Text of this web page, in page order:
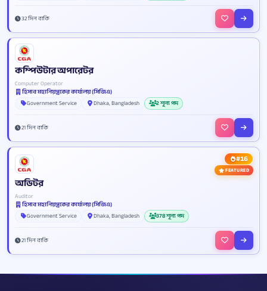
32 দিন বাকি
কম্পিউটার অপারেটর
Computer Operator
হিসাব মহানিয়ন্ত্রকের কার্যালয় (সিজিএ)
Government Service
Dhaka, Bangladesh 2 শূন্য পদ
21 দিন বাকি
#16
FEATURED
অডিটর
Auditor
হিসাব মহানিয়ন্ত্রকের কার্যালয় (সিজিএ)
Government Service
Dhaka, Bangladesh 378 শূন্য পদ
21 দিন বাকি